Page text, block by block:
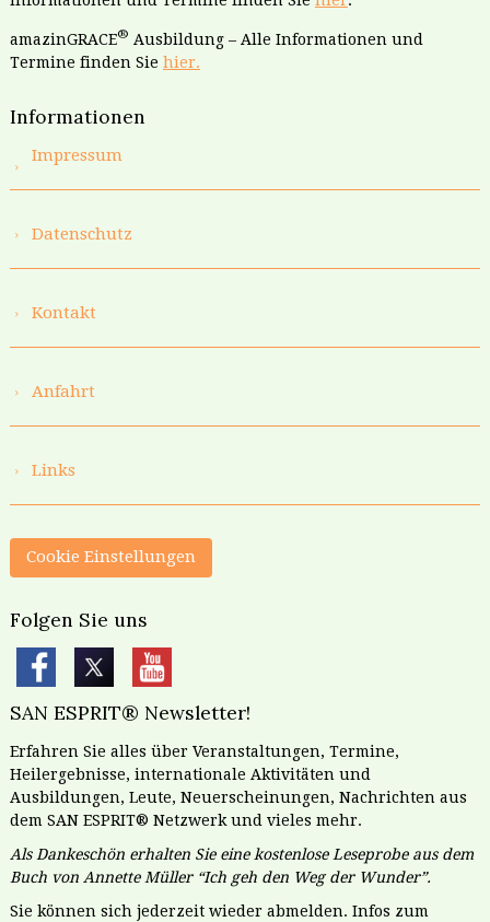
amazinGRACE® Ausbildung – Alle Informationen und
Termine finden Sie hier.
Informationen
Impressum
Datenschutz
Kontakt
Anfahrt
Links
Cookie Einstellungen
Folgen Sie uns
SAN ESPRIT® Newsletter!
Erfahren Sie alles über Veranstaltungen, Termine,
Heilergebnisse, internationale Aktivitäten und
Ausbildungen, Leute, Neuerscheinungen, Nachrichten aus
dem SAN ESPRIT® Netzwerk und vieles mehr.
Als Dankeschön erhalten Sie eine kostenlose Leseprobe aus dem
Buch von Annette Müller “Ich geh den Weg der Wunder”.
Sie können sich jederzeit wieder abmelden. Infos zum